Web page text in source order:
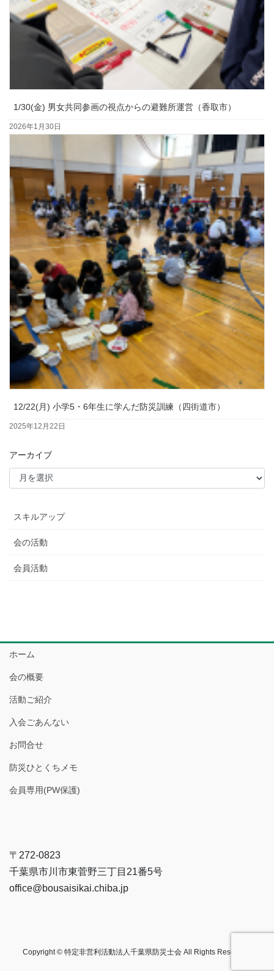
1/30(金) 男女共同参画の視点からの避難所運営（香取市）
2026年1月30日
12/22(月) 小学5・6年生に学んだ防災訓練（四街道市）
2025年12月22日
アーカイブ
スキルアップ
会の活動
会員活動
ホーム
会の概要
活動ご紹介
入会ごあんない
お問合せ
防災ひとくちメモ
会員専用(PW保護)
〒272-0823
千葉県市川市東菅野三丁目21番5号
office@bousaisikai.chiba.jp
Copyright © 特定非営利活動法人千葉県防災士会 All Rights Reserved.